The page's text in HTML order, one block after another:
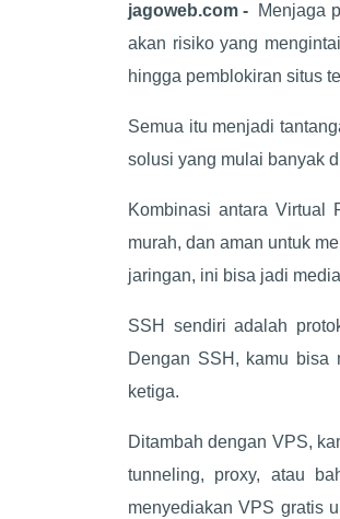
jagoweb.com - Menjaga
akan risiko yang
hingga pemblokiran situs
Semua itu menjadi
solusi yang mulai banyak
Kombinasi antara Virtual
murah, dan aman untuk
jaringan, ini bisa jadi
SSH sendiri adalah
Dengan SSH, kamu bisa
ketiga.
Ditambah dengan VPS,
tunneling, proxy, atau
menyediakan VPS gratis